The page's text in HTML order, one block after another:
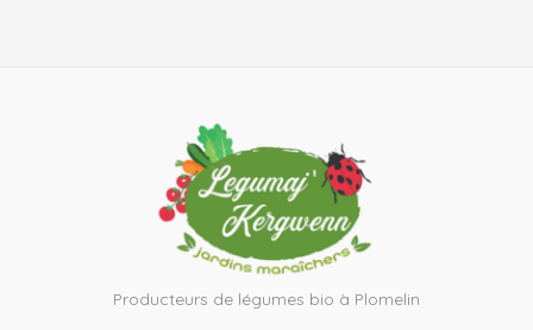
Producteurs de légumes bio à Plomelin